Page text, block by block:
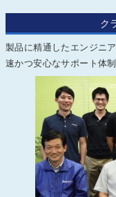
ク
製品に精通したエンジニ
速かつ安心なサポート体